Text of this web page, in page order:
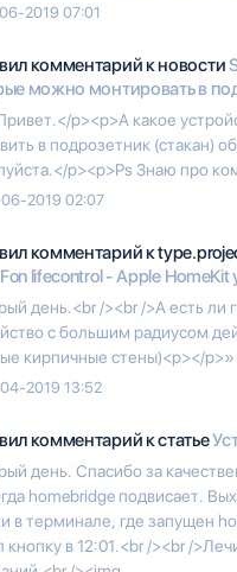
2019 07:01
комментарий к новости
можно монтировать в
p><p>А какое
в подрозетник (стакан)
p><p>Ps Знаю про
2019 02:07
комментарий к
lifecontrol - Apple
день.<br /><br />А есть ли
с большим радиусом
кирпичные стены)<p></p>»
2019 13:52
комментарий к статье
день. Спасибо за
homebridge подвисает.
в терминале, где запущен
кнопку в 12:01.<br /><br /